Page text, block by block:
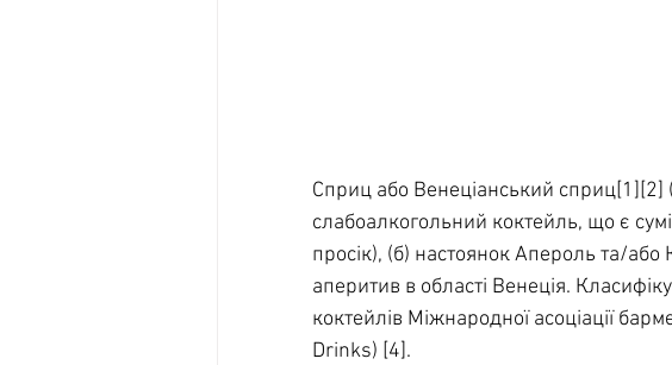
Сприц або Венеціанський сприц[1][2]
слабоалкогольний коктейль, що є
просік), (б) настоянок Апероль та/
аперитив в області Венеція.
коктейлів Міжнародної асоціації
Drinks) [4].